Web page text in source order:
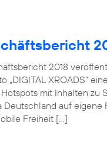
2018
XROADS“
mit Inhalten zu
auf eigene
Freiheit […]